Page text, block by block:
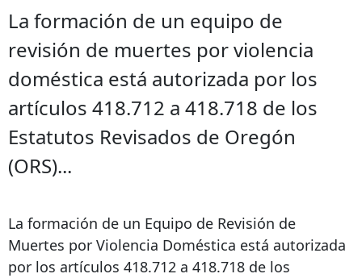
La formación de un equipo de
revisión de muertes por violencia
doméstica está autorizada por los
artículos 418.712 a 418.718 de los
Estatutos Revisados ​​de Oregón
(ORS)...
La formación de un Equipo de Revisión de
Muertes por Violencia Doméstica está autorizada
por los artículos 418.712 a 418.718 de los